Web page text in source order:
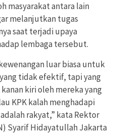
masyarakat antara lain
melanjutkan tugas
saat terjadi upaya
lembaga tersebut.
luar biasa untuk
tidak efektif, tapi yang
kiri oleh mereka yang
KPK kalah menghadapi
rakyat,” kata Rektor
Syarif Hidayatullah Jakarta